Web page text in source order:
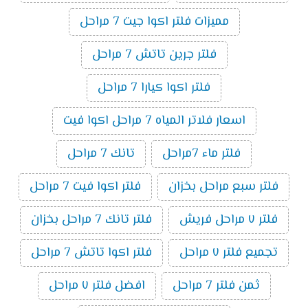
الصيني : المرحلة الأولى بسعر 150 جنيه غير شامل
مصاريف التركيب. هاوسينج شفاف التيواني : المرحلة
الأولى بسعر 200 جنيه غير شامل مصاريف التركيب و
صيانه فلاتر البيت. هاوسينج أبيض الصيني : مراحل
الثانية و الثالثة في فلتر البيت بسعر 125 جنية غير شامل
مصاريف التركيب. هاوسينج أبيض تايواني : مراحل
الثانية و الثالثة في فلاتر مياه بسعر 175 جنية غير
شامل مصاريف التركيب. موتور فلاتر مياه صيني : يأتي
الموتور الصيني بـ سعر 300 جنية غير شامل مصاريف
التركيب وصيانة الفلتر. موتور فلاتر مياه تايواني : يأتي
الموتور التيواني بـ سعر 500 جنية غير شامل مصاريف
التركيب و صيانة فلاتر مياه البيت. خزان فلاتر مياه صيني
: يأتي الخزان الصيني بسعر 400 جنية غير شامل
مصاريف التركيب. خزان فلاتر مياه تايواني : يأتي الخزان
التيواني بسعر 600 جنيه غير شامل مصاريف التركيب.
وبالطبع هناك مواعيد من أجل صيانة فلتر مياه 5 مراحل
يجب الانتظام عليها حتى تحافظ على نقاء المياة في
مميزات فلتر اكوا جيت 7 مراحل
فلتر جرين تاتش 7 مراحل
فلتر اكوا كيارا 7 مراحل
اسعار فلاتر المياه 7 مراحل اكوا فيت
فلتر ماء 7مراحل
تانك 7 مراحل
فلتر سبع مراحل بخزان
فلتر اكوا فيت 7 مراحل
فلتر ٧ مراحل فريش
فلتر تانك 7 مراحل بخزان
تجميع فلتر ٧ مراحل
فلتر اكوا تاتش 7 مراحل
ثمن فلتر 7 مراحل
افضل فلتر ٧ مراحل